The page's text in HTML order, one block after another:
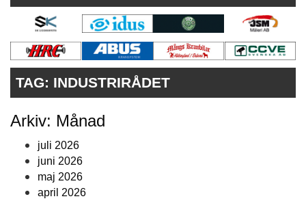
KONTAKT
VÅRA ANDRA MAGASIN
PRENUMERERA
ANNONSERA
TAG: INDUSTRIRÅDET
Arkiv: Månad
juli 2026
juni 2026
maj 2026
april 2026